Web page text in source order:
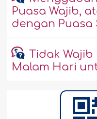
Puasa Wajib,
dengan Puasa
Tidak
Malam Hari